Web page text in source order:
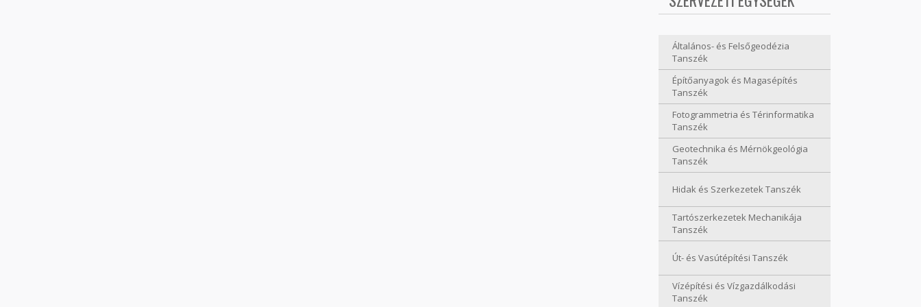
Általános- és Felsőgeodézia
Tanszék
Építőanyagok és Magasépítés
Tanszék
Fotogrammetria és Térinformatika
Tanszék
Geotechnika és Mérnökgeológia
Tanszék
Hidak és Szerkezetek Tanszék
Tartószerkezetek Mechanikája
Tanszék
Út- és Vasútépítési Tanszék
Vízépítési és Vízgazdálkodási
Tanszék